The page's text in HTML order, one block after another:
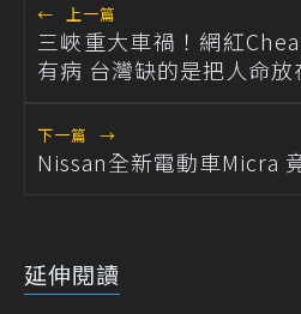
← 上一篇
三峽重大車禍！網紅
有病 台灣缺的是把人命
下一篇 →
Nissan全新電動車Micra
延伸閱讀